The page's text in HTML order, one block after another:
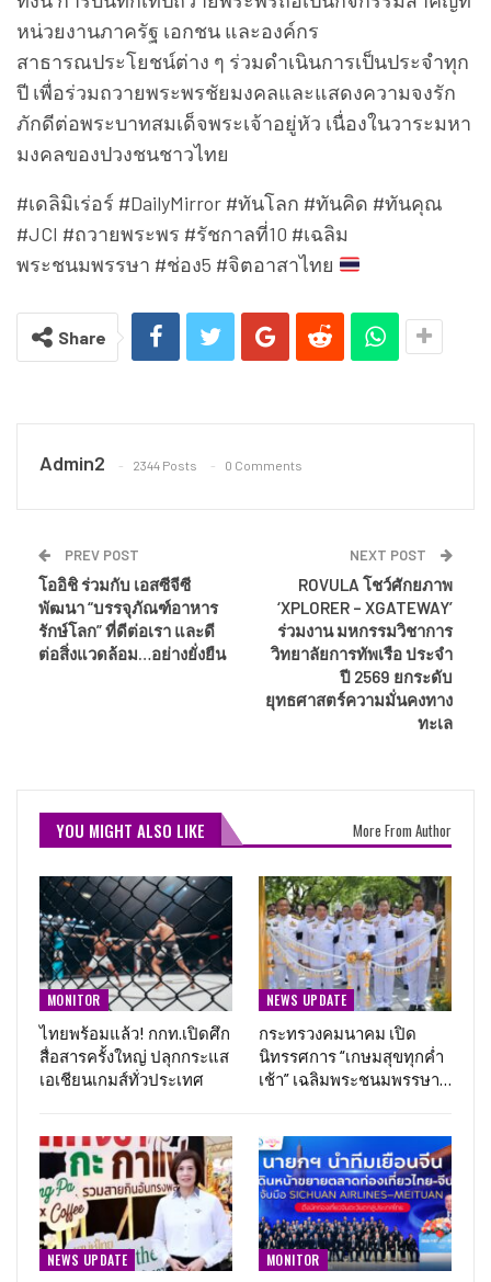
หน่วยงานภาครัฐ เอกชน และองค์กร
สาธารณประโยชน์ต่าง ๆ ร่วมดำเนินการเป็นประจำทุก
ปี เพื่อร่วมถวายพระพรชัยมงคลและแสดงความจงรัก
ภักดีต่อพระบาทสมเด็จพระเจ้าอยู่หัว เนื่องในวาระมหา
มงคลของปวงชนชาวไทย
#เดลิมิเร่อร์ #DailyMirror #ทันโลก #ทันคิด #ทันคุณ
#JCI #ถวายพระพร #รัชกาลที่10 #เฉลิม
พระชนมพรรษา #ช่อง5 #จิตอาสาไทย
Share
Admin2 2344 Posts 0 Comments
PREV POST
โออิชิ ร่วมกับ เอสซีจีซี
พัฒนา “บรรจุภัณฑ์อาหาร
รักษ์โลก” ที่ดีต่อเรา และดี
ต่อสิ่งแวดล้อม…อย่างยั่งยืน
NEXT POST
ROVULA โชว์ศักยภาพ
‘XPLORER – XGATEWAY’
ร่วมงาน มหกรรมวิชาการ
วิทยาลัยการทัพเรือ ประจำ
ปี 2569 ยกระดับ
ยุทธศาสตร์ความมั่นคงทาง
ทะเล
YOU MIGHT ALSO LIKE More From Author
MONITOR
ไทยพร้อมแล้ว! กกท.เปิดศึก
สื่อสารครั้งใหญ่ ปลุกกระแส
เอเชียนเกมส์ทั่วประเทศ
NEWS UPDATE
กระทรวงคมนาคม เปิด
นิทรรศการ “เกษมสุขทุกค่ำ
เช้า” เฉลิมพระชนมพรรษา…
NEWS UPDATE MONITOR